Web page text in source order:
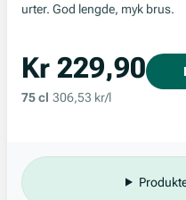
urter. God lengde, myk brus.
Kr 229,90
75 cl 306,53 kr/l